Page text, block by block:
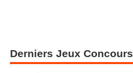
Derniers Jeux Concours